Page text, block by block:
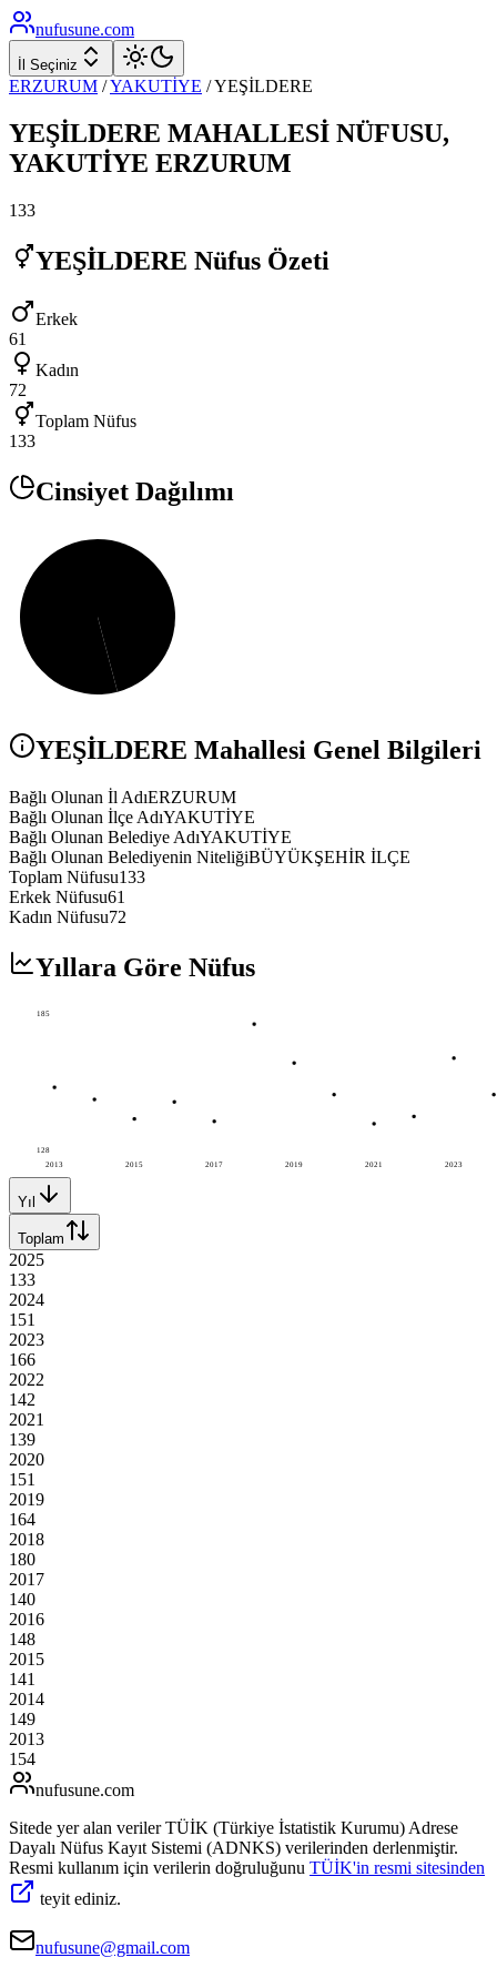
nufusune.com
İl Seçiniz
ERZURUM /YAKUTİYE /YEŞİLDERE
YEŞİLDERE MAHALLESİ NÜFUSU,
YAKUTİYE ERZURUM
133
YEŞİLDERE Nüfus Özeti
Erkek
61
Kadın
72
Toplam Nüfus
133
Cinsiyet Dağılımı
YEŞİLDERE Mahallesi Genel Bilgileri
Bağlı Olunan İl AdıERZURUM
Bağlı Olunan İlçe AdıYAKUTİYE
Bağlı Olunan Belediye AdıYAKUTİYE
Bağlı Olunan Belediyenin NiteliğiBÜYÜKŞEHİR İLÇE
Toplam Nüfusu133
Erkek Nüfusu61
Kadın Nüfusu72
Yıllara Göre Nüfus
2013 2015 2017 2019 2021 2023
185
128
Yıl
Toplam
2025
133
2024
151
2023
166
2022
142
2021
139
2020
151
2019
164
2018
180
2017
140
2016
148
2015
141
2014
149
2013
154
nufusune.com
Sitede yer alan veriler TÜİK (Türkiye İstatistik Kurumu) Adrese
Dayalı Nüfus Kayıt Sistemi (ADNKS) verilerinden derlenmiştir.
Resmi kullanım için verilerin doğruluğunu TÜİK'in resmi sitesinden
teyit ediniz.
nufusune@gmail.com